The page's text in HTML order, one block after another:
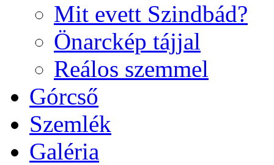
Mit evett Szindbád?
Önarckép tájjal
Reálos szemmel
Górcső
Szemlék
Galéria